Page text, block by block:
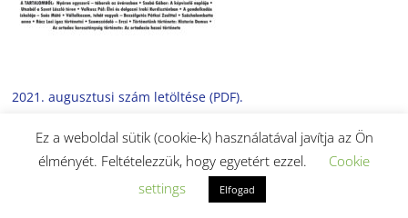
2021. augusztusi szám letöltése (PDF).
Ez a weboldal sütik (cookie-k) használatával javítja az Ön
élményét. Feltételezzük, hogy egyetért ezzel.
Cookie
settings
Elfogad